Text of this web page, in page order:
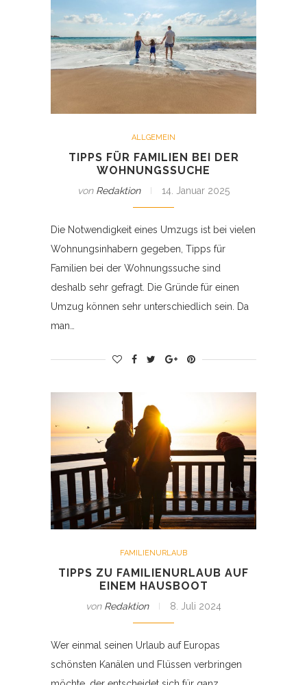
ALLGEMEIN
TIPPS FÜR FAMILIEN BEI DER
WOHNUNGSSUCHE
von Redaktion 14. Januar 2025
Die Notwendigkeit eines Umzugs ist bei vielen
Wohnungsinhabern gegeben, Tipps für
Familien bei der Wohnungssuche sind
deshalb sehr gefragt. Die Gründe für einen
Umzug können sehr unterschiedlich sein. Da
man…
FAMILIENURLAUB
TIPPS ZU FAMILIENURLAUB AUF
EINEM HAUSBOOT
von Redaktion 8. Juli 2024
Wer einmal seinen Urlaub auf Europas
schönsten Kanälen und Flüssen verbringen